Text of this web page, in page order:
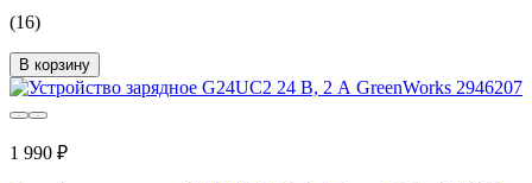
(16)
В корзину
1 990 ₽